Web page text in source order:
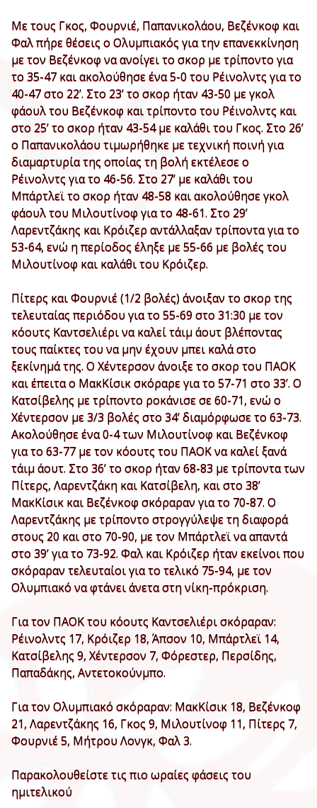
Με τους Γκος, Φουρνιέ, Παπανικολάου, Βεζένκοφ και
Φαλ πήρε θέσεις ο Ολυμπιακός για την επανεκκίνηση
με τον Βεζένκοφ να ανοίγει το σκορ με τρίποντο για
το 35-47 και ακολούθησε ένα 5-0 του Ρέινολντς για το
40-47 στο 22’. Στο 23’ το σκορ ήταν 43-50 με γκολ
φάουλ του Βεζένκοφ και τρίποντο του Ρέινολντς και
στο 25’ το σκορ ήταν 43-54 με καλάθι του Γκος. Στο 26’
ο Παπανικολάου τιμωρήθηκε με τεχνική ποινή για
διαμαρτυρία της οποίας τη βολή εκτέλεσε ο
Ρέινολντς για το 46-56. Στο 27’ με καλάθι του
Μπάρτλεϊ το σκορ ήταν 48-58 και ακολούθησε γκολ
φάουλ του Μιλουτίνοφ για το 48-61. Στο 29’
Λαρεντζάκης και Κρόιζερ αντάλλαξαν τρίποντα για το
53-64, ενώ η περίοδος έληξε με 55-66 με βολές του
Μιλουτίνοφ και καλάθι του Κρόιζερ.
Πίτερς και Φουρνιέ (1/2 βολές) άνοιξαν το σκορ της
τελευταίας περιόδου για το 55-69 στο 31:30 με τον
κόουτς Καντσελιέρι να καλεί τάιμ άουτ βλέποντας
τους παίκτες του να μην έχουν μπει καλά στο
ξεκίνημά της. Ο Χέντερσον άνοιξε το σκορ του ΠΑΟΚ
και έπειτα ο ΜακΚίσικ σκόραρε για το 57-71 στο 33’. Ο
Κατσίβελης με τρίποντο ροκάνισε σε 60-71, ενώ ο
Χέντερσον με 3/3 βολές στο 34’ διαμόρφωσε το 63-73.
Ακολούθησε ένα 0-4 των Μιλουτίνοφ και Βεζένκοφ
για το 63-77 με τον κόουτς του ΠΑΟΚ να καλεί ξανά
τάιμ άουτ. Στο 36’ το σκορ ήταν 68-83 με τρίποντα των
Πίτερς, Λαρεντζάκη και Κατσίβελη, και στο 38’
ΜακΚίσικ και Βεζένκοφ σκόραραν για το 70-87. Ο
Λαρεντζάκης με τρίποντο στρογγύλεψε τη διαφορά
στους 20 και στο 70-90, με τον Μπάρτλεϊ να απαντά
στο 39’ για το 73-92. Φαλ και Κρόιζερ ήταν εκείνοι που
σκόραραν τελευταίοι για το τελικό 75-94, με τον
Ολυμπιακό να φτάνει άνετα στη νίκη-πρόκριση.
Για τον ΠΑΟΚ του κόουτς Καντσελιέρι σκόραραν:
Ρέινολντς 17, Κρόιζερ 18, Άπσον 10, Μπάρτλεϊ 14,
Κατσίβελης 9, Χέντερσον 7, Φόρεστερ, Περσίδης,
Παπαδάκης, Αντετοκούνμπο.
Για τον Ολυμπιακό σκόραραν: ΜακΚίσικ 18, Βεζένκοφ
21, Λαρεντζάκης 16, Γκος 9, Μιλουτίνοφ 11, Πίτερς 7,
Φουρνιέ 5, Μήτρου Λονγκ, Φαλ 3.
Παρακολουθείστε τις πιο ωραίες φάσεις του
ημιτελικού